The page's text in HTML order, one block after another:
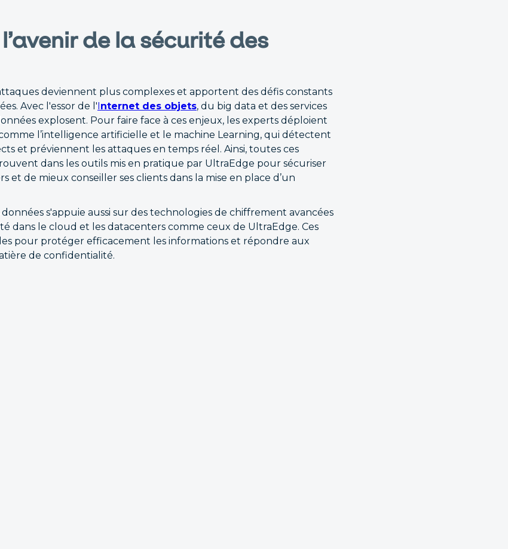
de la sécurité des
deviennent plus complexes et apportent des défis constants
Avec l'essor de l'Internet des objets, du big data et des services
explosent. Pour faire face à ces enjeux, les experts déploient
l’intelligence artificielle et le machine Learning, qui détectent
et préviennent les attaques en temps réel. Ainsi, toutes ces
dans les outils mis en pratique par UltraEdge pour sécuriser
et de mieux conseiller ses clients dans la mise en place d’un
s'appuie aussi sur des technologies de chiffrement avancées
dans le cloud et les datacenters comme ceux de UltraEdge. Ces
pour protéger efficacement les informations et répondre aux
de confidentialité.